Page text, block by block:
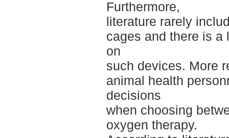
Furthermore,
literature rarely
cages and there is a
on
such devices. More
animal health
decisions
when choosing
oxygen therapy.